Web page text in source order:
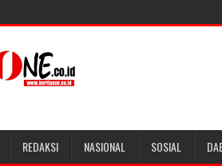
REDAKSI NASIONAL SOSIAL